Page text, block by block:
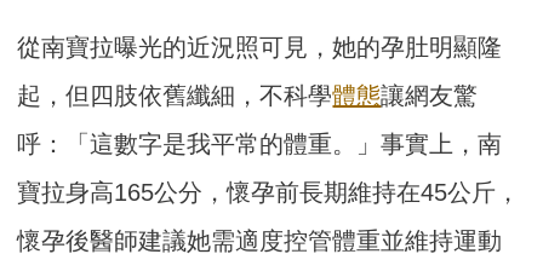
從南寶拉曝光的近況照可見，她的孕肚明顯隆
起，但四肢依舊纖細，不科學體態讓網友驚
呼：「這數字是我平常的體重。」事實上，南
寶拉身高165公分，懷孕前長期維持在45公斤，
懷孕後醫師建議她需適度控管體重並維持運動